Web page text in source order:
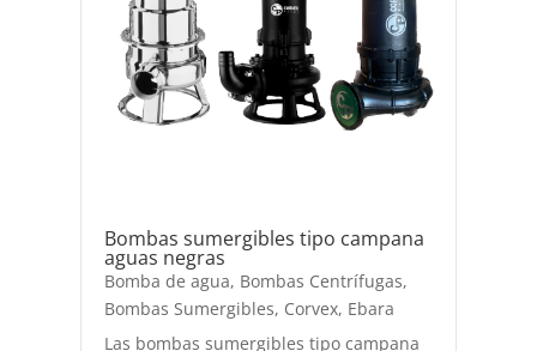
Bombas sumergibles tipo campana
aguas negras
Bomba de agua, Bombas Centrífugas,
Bombas Sumergibles, Corvex, Ebara
Las bombas sumergibles tipo campana